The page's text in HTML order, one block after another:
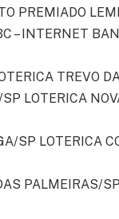
PREMIADO
– INTERNET
TREVO
LOTERICA
SP LOTERICA
PALMEIRAS/